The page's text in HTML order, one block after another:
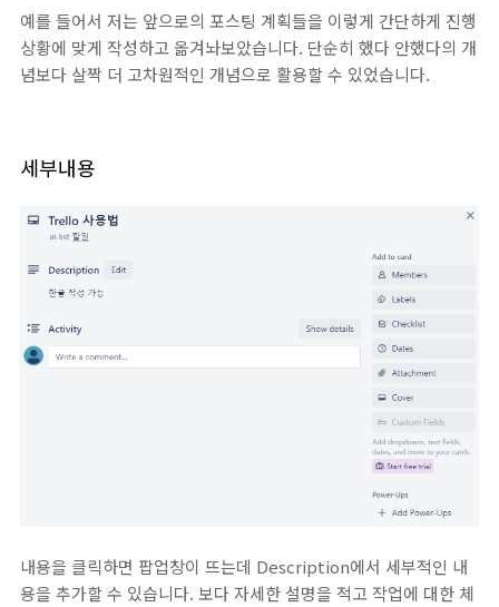
예를 들어서 저는 앞으로의 포스팅 계획들을 이렇게 간단하게 진행
상황에 맞게 작성하고 옮겨놔보았습니다. 단순히 했다 안했다의 개
념보다 살짝 더 고차원적인 개념으로 활용할 수 있었습니다.
세부내용
내용을 클릭하면 팝업창이 뜨는데 Description에서 세부적인 내
용을 추가할 수 있습니다. 보다 자세한 설명을 적고 작업에 대한 체